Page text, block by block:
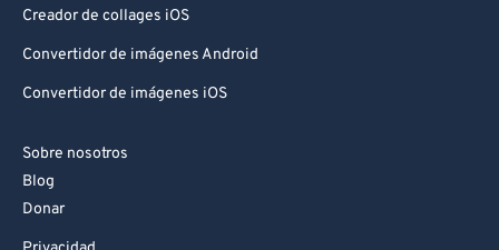
Creador de collages iOS
Convertidor de imágenes Android
Convertidor de imágenes iOS
Sobre nosotros
Blog
Donar